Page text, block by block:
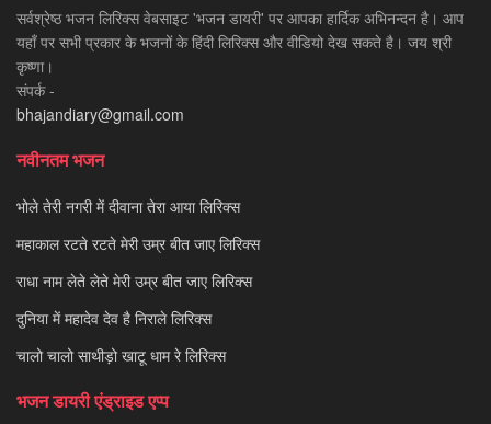
सर्वश्रेष्ठ भजन लिरिक्स वेबसाइट 'भजन डायरी' पर आपका हार्दिक अभिनन्दन है। आप
यहाँ पर सभी प्रकार के भजनों के हिंदी लिरिक्स और वीडियो देख सकते है। जय श्री
कृष्णा।
संपर्क -
bhajandiary@gmail.com
नवीनतम भजन
भोले तेरी नगरी में दीवाना तेरा आया लिरिक्स
महाकाल रटते रटते मेरी उम्र बीत जाए लिरिक्स
राधा नाम लेते लेते मेरी उम्र बीत जाए लिरिक्स
दुनिया में महादेव देव है निराले लिरिक्स
चालो चालो साथीड़ो खाटू धाम रे लिरिक्स
भजन डायरी एंड्राइड एप्प